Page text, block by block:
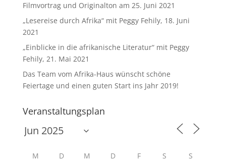
Filmvortrag und Originalton am 25. Juni 2021
„Lesereise durch Afrika“ mit Peggy Fehily, 18. Juni
2021
„Einblicke in die afrikanische Literatur“ mit Peggy
Fehily, 21. Mai 2021
Das Team vom Afrika-Haus wünscht schöne
Feiertage und einen guten Start ins Jahr 2019!
Veranstaltungsplan
M D M D F S S